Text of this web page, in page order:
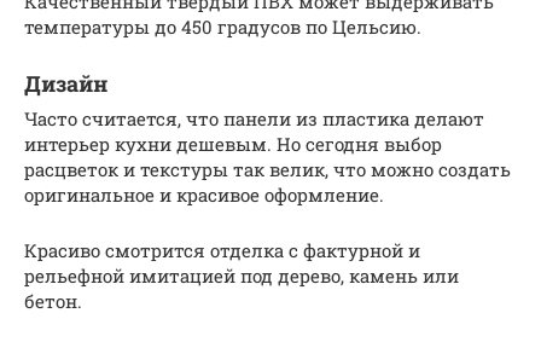
температуры до 450 градусов по Цельсию.
Дизайн
Часто считается, что панели из пластика делают
интерьер кухни дешевым. Но сегодня выбор
расцветок и текстуры так велик, что можно создать
оригинальное и красивое оформление.
Красиво смотрится отделка с фактурной и
рельефной имитацией под дерево, камень или
бетон.